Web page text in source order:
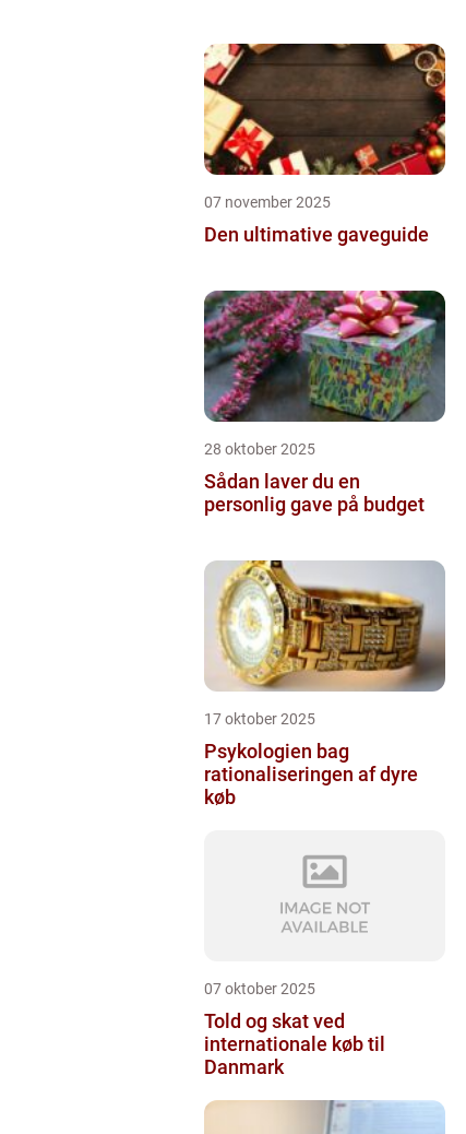
07 november 2025
Den ultimative gaveguide
28 oktober 2025
Sådan laver du en
personlig gave på budget
17 oktober 2025
Psykologien bag
rationaliseringen af dyre
køb
07 oktober 2025
Told og skat ved
internationale køb til
Danmark